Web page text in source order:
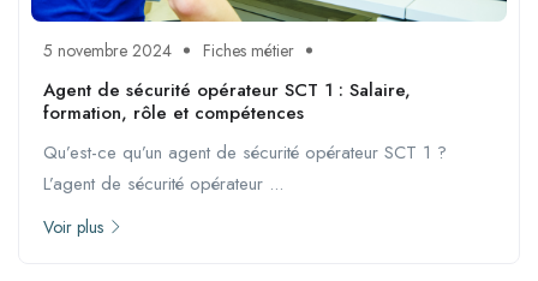
5 novembre 2024 Fiches métier
Agent de sécurité opérateur SCT 1 : Salaire,
formation, rôle et compétences
Qu’est-ce qu’un agent de sécurité opérateur SCT 1 ?
L’agent de sécurité opérateur ...
Voir plus